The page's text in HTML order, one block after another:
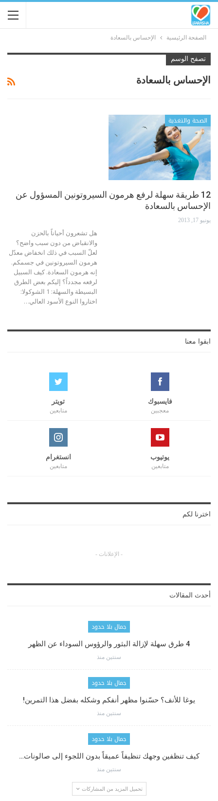
الصفحة الرئيسية الإحساس بالسعادة
تصفح الوسم
الإحساس بالسعادة
الصحة والتغذية
12 طريقة سهلة لرفع هرمون السيروتونين المسؤول عن
الإحساس بالسعادة
يونيو 17, 2013
هل تشعرون أحياناً بالحزن
والانقباض من دون سبب واضح؟
لعلّ السبب في ذلك انخفاض معدّل
هرمون السيروتونين في جسمكم.
إنه هرمون السعادة. كيف السبيل
لرفعه مجدداً؟ إليكم بعض الطرق
البسيطة والسهلة: 1 الشوكولا:
اختاروا النوع الأسود العالي…
ابقوا معنا
فايسبوك
معجبين
تويتر
متابعين
يوتيوب
متابعين
انستغرام
متابعين
اخترنا لكم
- الإعلانات -
أحدث المقالات
جمال بلا حدود
4 طرق سهلة لإزالة البثور والرؤوس السوداء عن الظهر
سنتين منذ
جمال بلا حدود
يوغا للأنف؟ حسّنوا مظهر أنفكم وشكله بفضل هذا التمرين!
سنتين منذ
جمال بلا حدود
كيف تنظفين وجهك تنظيفاً عميقاً بدون اللجوء إلى صالونات…
سنتين منذ
تحميل المزيد من المشاركات